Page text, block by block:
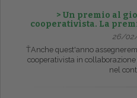
> Un premio al
cooperativista. La
26/
ŤAnche quest'anno
cooperativista in
nel